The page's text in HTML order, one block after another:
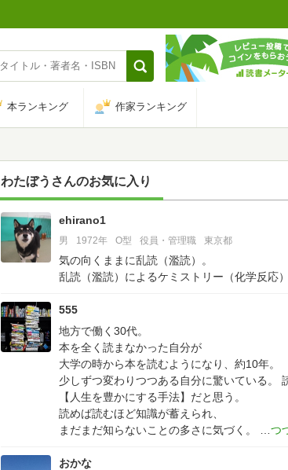
本ランキング 作家ランキング
わたぼう さんのお気に入り
90 ehirano1
男 1972年 O型 役員・管理職 東京都
気の向くままに乱読（濫読）。
乱読（濫読）によるケミストリー（化学反応
555
地方で働く30代。
本を全く読まなかった自分が
大学の時から本を読むようになり、約10年。
少しずつ変わりつつある自分に驚いている。
【人生を豊かにする手法】だと思う。
読めば読むほど知識が蓄えられ、
まだまだ知らないことの多さに気づく。
おかな